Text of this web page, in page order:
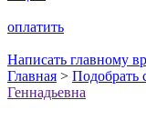
оплатить
Написать главному
Главная > Подобрать
Геннадьевна